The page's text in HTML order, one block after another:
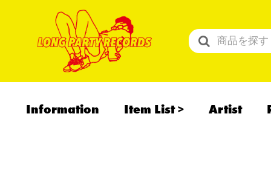
Information Item List Artist